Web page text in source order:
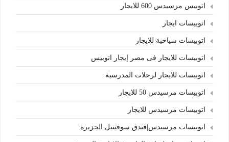
اتوبيس مرسيدس 600 للايجار
اتوبيسات ايجار
اتوبيسات سياحية للايجار
اتوبيسات للايجار فى مصر إيجار اتوبيس
اتوبيسات للايجار لرحلات المدرسية
اتوبيسات مرسيدس 50 للايجار
اتوبيسات مرسيدس للايجار
اتوبيسات مرسيدس|فندق سوفيتيل الجزيرة